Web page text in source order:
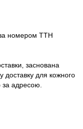
номером ТТН
заснована
доставку для кожного
за адресою.